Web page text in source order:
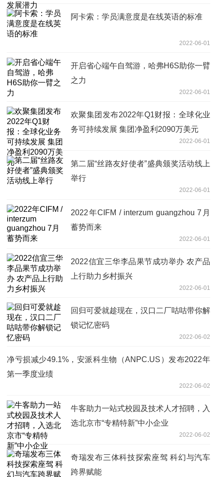
阿卡索：学员满意度是在线英语的标准
2022-06-01
开启省心端午自驾游，哈弗H6S助你一臂
之力
2022-06-01
欢聚集团发布2022年Q1财报：全球化业
务可持续发展 集团净盈利2090万美元
2022-06-01
第二届“丝路友好使者”盛典颁奖活动线上
举行
2022-06-01
2022年CIFM / interzum guangzhou 7月
蓄势而来
2022-06-01
2022信宜三华李品果节成功举办 农产品
上行助力乡村振兴
2022-06-01
回归可爱就趁现在，汉口二厂咕咕带你解
锁记忆密码
2022-06-02
净亏损减少49.1%，安派科生物（ANPC.US）发布2022年
第一季度业绩
2022-06-02
牛客助力一站式校园及技术人才招聘，入
选北京市“专精特新”中小企业
2022-06-02
奇瑞发布三体科技探索座驾 科幻与汽车
跨界赋能